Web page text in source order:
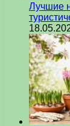
Лучшие